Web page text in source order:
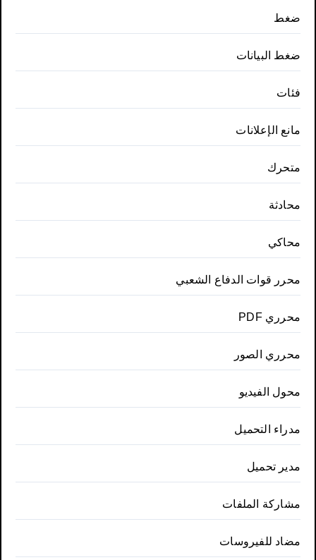
ضغط
ضغط البيانات
فئات
مانع الإعلانات
متحرك
محادثة
محاكي
محرر قوات الدفاع الشعبي
محرري PDF
محرري الصور
محول الفيديو
مدراء التحميل
مدير تحميل
مشاركة الملفات
مضاد للفيروسات